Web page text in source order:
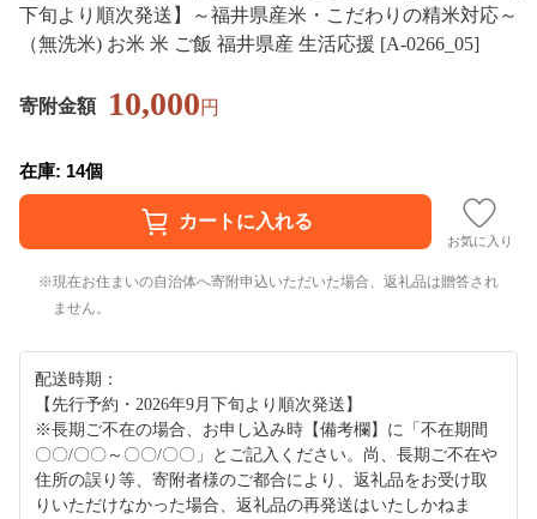
下旬より順次発送】～福井県産米・こだわりの精米対応～
（無洗米) お米 米 ご飯 福井県産 生活応援 [A-0266_05]
寄附金額 10,000円
在庫: 14個
お気に入り
現在お住まいの自治体へ寄附申込いただいた場合、返礼品は贈答され
ません。
配送時期：
【先行予約・2026年9月下旬より順次発送】
※長期ご不在の場合、お申し込み時【備考欄】に「不在期間
〇〇/〇〇～〇〇/〇〇」とご記入ください。尚、長期ご不在や
住所の誤り等、寄附者様のご都合により、返礼品をお受け取
りいただけなかった場合、返礼品の再発送はいたしかねま